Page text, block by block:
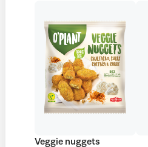
Veggie nuggets